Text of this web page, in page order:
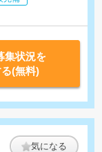
集状況を
(無料)
気になる